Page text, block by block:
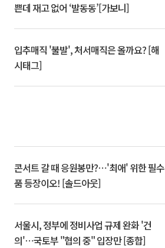
쁜데 재고 없어 ‘발동동’[가보니]
입추매직 '불발', 처서매직은 올까요? [해
시태그]
콘서트 갈 때 응원봉만?⋯'최애' 위한 필수
품 등장이오! [솔드아웃]
서울시, 정부에 정비사업 규제 완화 '건
의'⋯국토부 "협의 중" 입장만 [종합]